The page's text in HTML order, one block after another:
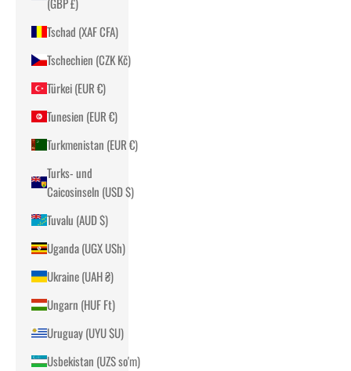
Tschad (XAF CFA)
Tschechien (CZK Kč)
Türkei (EUR €)
Tunesien (EUR €)
Turkmenistan (EUR €)
Turks- und
Caicosinseln (USD $)
Tuvalu (AUD $)
Uganda (UGX USh)
Ukraine (UAH ₴)
Ungarn (HUF Ft)
Uruguay (UYU $U)
Usbekistan (UZS so'm)